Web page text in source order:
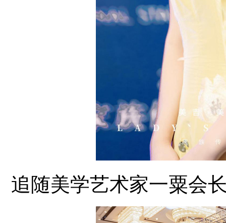
追随美学艺术家一粟会